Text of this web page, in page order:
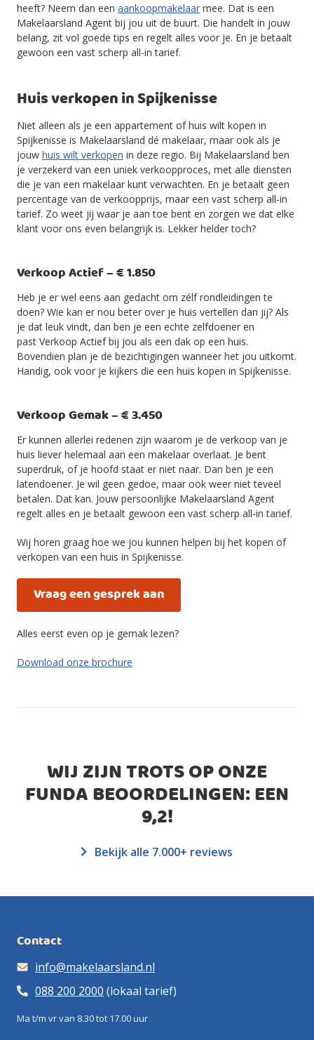
heeft? Neem dan een aankoopmakelaar mee. Dat is een
Makelaarsland Agent bij jou uit de buurt. Die handelt in jouw
belang, zit vol goede tips en regelt alles voor je. En je betaalt
gewoon een vast scherp all-in tarief.
Huis verkopen in Spijkenisse
Niet alleen als je een appartement of huis wilt kopen in
Spijkenisse is Makelaarsland dé makelaar, maar ook als je
jouw huis wilt verkopen in deze regio. Bij Makelaarsland ben
je verzekerd van een uniek verkoopproces, met alle diensten
die je van een makelaar kunt verwachten. En je betaalt geen
percentage van de verkoopprijs, maar een vast scherp all-in
tarief. Zo weet jij waar je aan toe bent en zorgen we dat elke
klant voor ons even belangrijk is. Lekker helder toch?
Verkoop Actief – € 1.850
Heb je er wel eens aan gedacht om zélf rondleidingen te
doen? Wie kan er nou beter over je huis vertellen dan jij? Als
je dat leuk vindt, dan ben je een echte zelfdoener en
past Verkoop Actief bij jou als een dak op een huis.
Bovendien plan je de bezichtigingen wanneer het jou uitkomt.
Handig, ook voor je kijkers die een huis kopen in Spijkenisse.
Verkoop Gemak – € 3.450
Er kunnen allerlei redenen zijn waarom je de verkoop van je
huis liever helemaal aan een makelaar overlaat. Je bent
superdruk, of je hoofd staat er niet naar. Dan ben je een
latendoener. Je wil geen gedoe, maar ook weer niet teveel
betalen. Dat kan. Jouw persoonlijke Makelaarsland Agent
regelt alles en je betaalt gewoon een vast scherp all-in tarief.
Wij horen graag hoe we jou kunnen helpen bij het kopen of
verkopen van een huis in Spijkenisse.
Vraag een gesprek aan
Alles eerst even op je gemak lezen?
Download onze brochure
WIJ ZIJN TROTS OP ONZE
FUNDA BEOORDELINGEN: EEN
9,2!
Bekijk alle 7.000+ reviews
Contact
info@makelaarsland.nl
088 200 2000 (lokaal tarief)
Ma t/m vr van 8.30 tot 17.00 uur